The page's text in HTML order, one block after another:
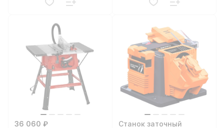
36 060 ₽
Станок заточный